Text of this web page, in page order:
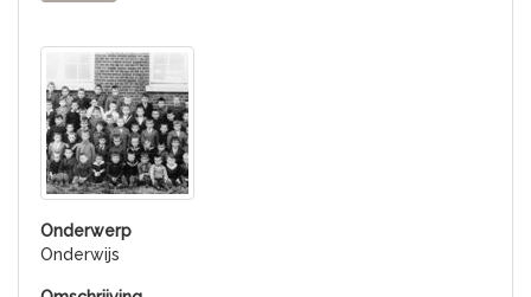
Onderwijs